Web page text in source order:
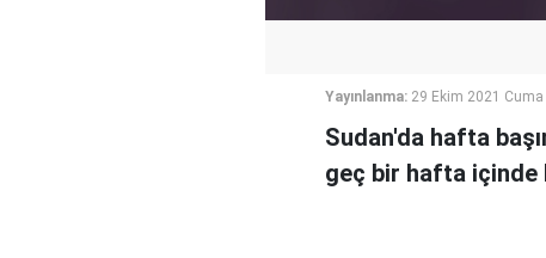
Yayınlanma: 29 Ekim 2021
Sudan'da hafta
geç bir hafta içinde